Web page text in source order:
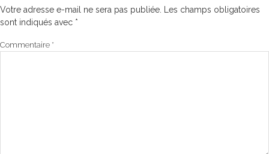
Votre adresse e-mail ne sera pas publiée.
Les champs obligatoires
sont indiqués avec *
Commentaire *